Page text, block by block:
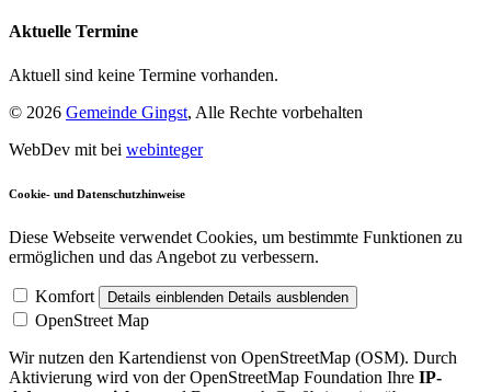
Aktuelle Termine
Aktuell sind keine Termine vorhanden.
© 2026 Gemeinde Gingst, Alle Rechte vorbehalten
WebDev mit bei webinteger
Cookie- und Datenschutzhinweise
Diese Webseite verwendet Cookies, um bestimmte Funktionen zu
ermöglichen und das Angebot zu verbessern.
Komfort Details einblenden Details ausblenden
OpenStreet Map
Wir nutzen den Kartendienst von OpenStreetMap (OSM). Durch
Aktivierung wird von der OpenStreetMap Foundation Ihre IP-